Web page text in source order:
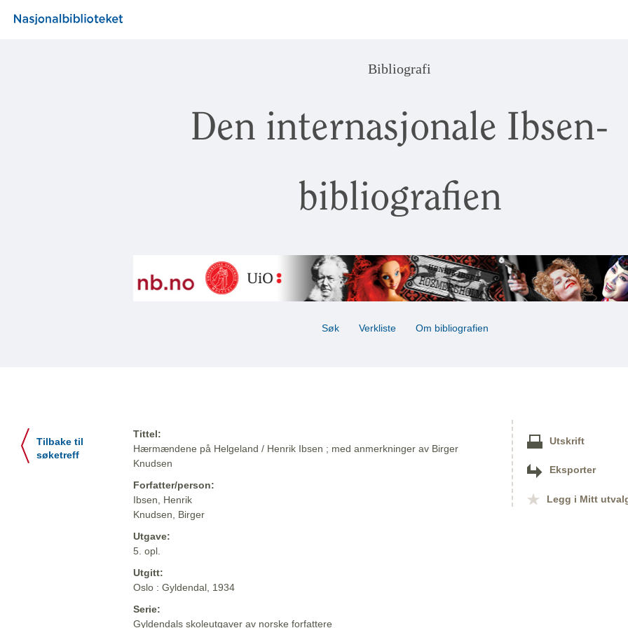
Bibliografi
Den internasjonale Ibsen-
bibliografien
Søk Verkliste Om bibliografien
Tilbake til
søketreff
Tittel:
Hærmændene på Helgeland / Henrik Ibsen ; med anmerkninger av Birger
Knudsen
Forfatter/person:
Ibsen, Henrik
Knudsen, Birger
Utgave:
5. opl.
Utgitt:
Oslo : Gyldendal, 1934
Serie:
Gyldendals skoleutgaver av norske forfattere
Utskrift
Eksporter
Legg i Mitt